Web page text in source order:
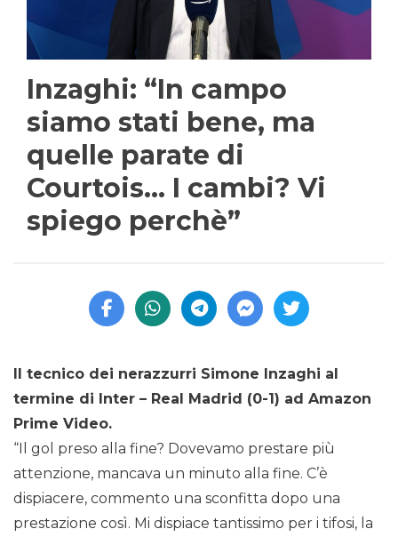
Inzaghi: “In campo
siamo stati bene, ma
quelle parate di
Courtois… I cambi? Vi
spiego perchè”
Il tecnico dei nerazzurri Simone Inzaghi al
termine di Inter – Real Madrid (0-1) ad Amazon
Prime Video.
“Il gol preso alla fine? Dovevamo prestare più
attenzione, mancava un minuto alla fine. C’è
dispiacere, commento una sconfitta dopo una
prestazione così. Mi dispiace tantissimo per i tifosi, la